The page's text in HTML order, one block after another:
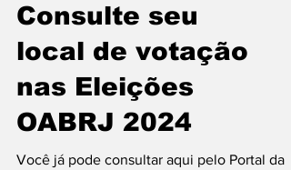
Dicas para o Leitor
Consulte seu
local de votação
nas Eleições
OABRJ 2024